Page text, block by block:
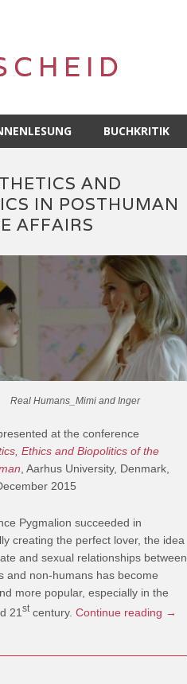
BUCHKRITIK
AND
IN POSTHUMAN
AFFAIRS
Real Humans_Mimi and Inger
at the conference
Ethics and Biopolitics of the
, Aarhus University, Denmark,
2015
Pygmalion succeeded in
creating the perfect lover, the idea
and sexual relationships between
and non-humans has become
more popular, especially in the
21 stcentury. Continue reading →